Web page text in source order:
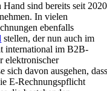
sind bereits seit 2020
In vielen
ebenfalls
stellen, der nun auch im
international im B2B-
elektronischer
sich davon ausgehen,
E-Rechnungspflicht